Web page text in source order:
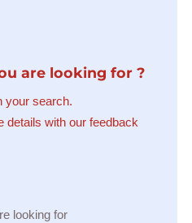
are looking for ?
your search.
details with our feedback
looking for